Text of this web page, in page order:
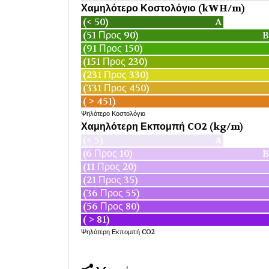
Χαμηλότερο Κοστολόγιο (kWH/m)
(< 50)
A
(51 Προς 90)
B
(91 Προς 150)
(151 Προς 230)
(231 Προς 330)
(331 Προς 450)
( > 451)
Ψηλότερο Κοστολόγιο
Χαμηλότερη Εκπομπή CO2 (kg/m)
(< 5)
A
(6 Προς 10)
B
(11 Προς 20)
(21 Προς 35)
(36 Προς 55)
(56 Προς 80)
( > 81)
Ψηλότερη Εκπομπή CO2